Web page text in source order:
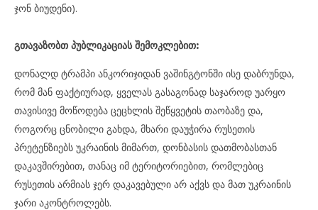
ჯონ ბიუდენი).
გთავაზობთ პუბლიკაციას შემოკლებით:
დონალდ ტრამპი ანკორიჯიდან ვაშინგტონში ისე დაბრუნდა,
რომ მან ფაქტიურად, ყველას გასაგონად საჯაროდ უარყო
თავისივე მოწოდება ცეცხლის შეწყვეტის თაობაზე და,
როგორც ცნობილი გახდა, მხარი დაუჭირა რუსეთის
პრეტენზიებს უკრაინის მიმართ, დონბასის დათმობასთან
დაკავშირებით, თანაც იმ ტერიტორიებით, რომლებიც
რუსეთის არმიას ჯერ დაკავებული არ აქვს და მათ უკრაინის
ჯარი აკონტროლებს.